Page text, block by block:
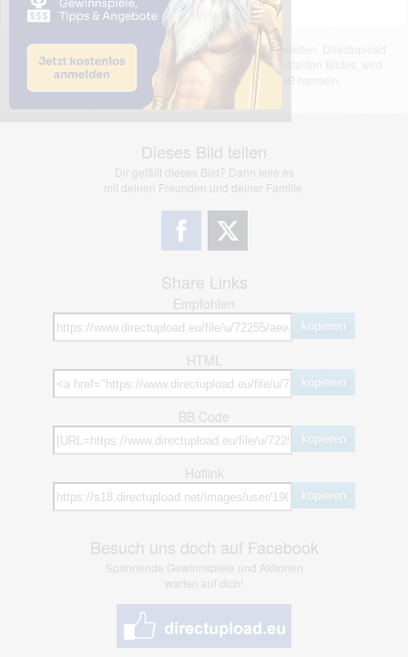
Das dargestellte Bild wurde von einem Nutzer hochgeladen. Directupload
übernimmt keinerlei Haftung für den Inhalt des dargestellten Bildes, wird
jedoch bei Verstößen nach §2(3) unserer AGB handeln.
Dieses Bild teilen
Dir gefällt dieses Bild? Dann teile es
mit deinen Freunden und deiner Familie.
Share Links
Empfohlen
kopieren
HTML
kopieren
BB Code
kopieren
Hotlink
kopieren
Besuch uns doch auf Facebook
Spannende Gewinnspiele und Aktionen
warten auf dich!